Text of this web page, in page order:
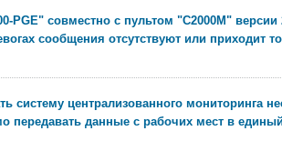
PGE" совместно с пультом "С2000М"
сообщения отсутствуют или приходит
систему централизованного
передавать данные с рабочих мест в